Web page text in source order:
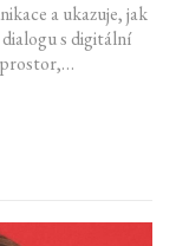
a ukazuje, jak
s digitální
schopnost
a